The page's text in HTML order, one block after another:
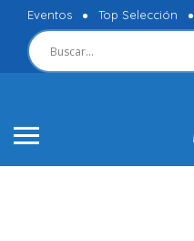
Eventos Top Selección